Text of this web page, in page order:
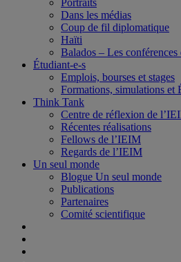
Portraits
Dans les médias
Coup de fil diplomatique
Haïti
Balados – Les
Étudiant-e-s
Emplois, bourses et stages
Formations, simulations et
Think Tank
Centre de réflexion de
Récentes réalisations
Fellows de l’IEIM
Regards de l’IEIM
Un seul monde
Blogue Un seul monde
Publications
Partenaires
Comité scientifique